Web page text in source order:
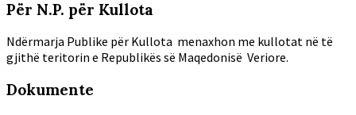
Për N.P. për Kullota
Ndërmarja Publike për Kullota menaxhon me kullotat në të
gjithë teritorin e Republikës së Maqedonisë Veriore.
Dokumente